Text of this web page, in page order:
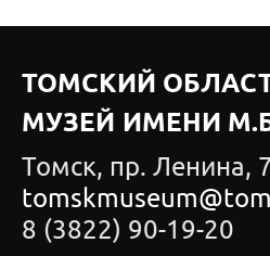
ТОМСКИЙ
МУЗЕЙ ИМЕНИ
Томск, пр. Ленина,
8 (3822) 90-19-20